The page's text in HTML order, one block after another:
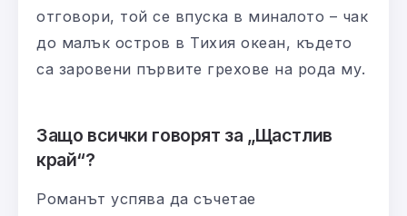
отговори, той се впуска в миналото – чак
до малък остров в Тихия океан, където
са заровени първите грехове на рода му.
Защо всички говорят за „Щастлив
край“?
Романът успява да съчетае